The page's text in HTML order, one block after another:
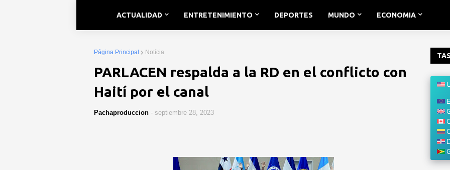
ACTUALIDAD ENTRETENIMIENTO DEPORTES MUNDO ECONOMIA
Página Principal Notícia
PARLACEN respalda a la RD en el conflicto con
Haití por el canal
Pachaproduccion - septiembre 28, 2023